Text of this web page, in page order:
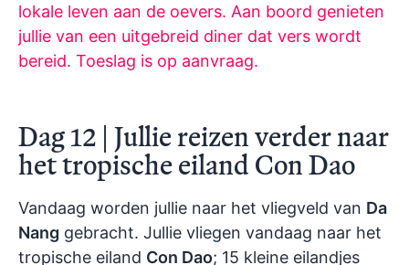
lokale leven aan de oevers. Aan boord genieten
jullie van een uitgebreid diner dat vers wordt
bereid. Toeslag is op aanvraag.
Dag 12 | Jullie reizen verder naar
het tropische eiland Con Dao
Vandaag worden jullie naar het vliegveld van Da
Nang gebracht. Jullie vliegen vandaag naar het
tropische eiland Con Dao; 15 kleine eilandjes